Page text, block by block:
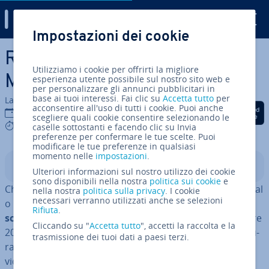
Vai al contenuto prin­ci­pa­le
Re­gi­stra­re lo schermo del
Mac in maniera semplice
La redazione di IONOS
15 ott 2020
5 mins
Condividi via Facebook
Condividi via Twitter
Condividi via
Indice
Che dobbiate rea­liz­za­re uno screen­ca­st, un video tutorial
o un
webinar, non fa alcuna dif­fe­ren­za:re­gi­stra­re lo
schermo del vostro Mac è facile e veloce
. Da settembre
2019, con il rilascio di macOS Mojave, Apple ha ad­di­rit­tu­
ra messo a di­spo­si­zio­ne un proprio strumento per fare
video del proprio schermo.
Impostazioni dei cookie
Utilizziamo i cookie per offrirti la migliore
esperienza utente possibile sul nostro sito web e
per personalizzare gli annunci pubblicitari in
base ai tuoi interessi. Fai clic suAccetta tutto per
acconsentire all'uso di tutti i cookie. Puoi anche
scegliere quali cookie consentire selezionando le
caselle sottostanti e facendo clic su Invia
preferenze per confermare le tue scelte. Puoi
modificare le tue preferenze in qualsiasi
momento nelle impostazioni.
Ulteriori informazioni sul nostro utilizzo dei cookie
sono disponibili nella nostra politica sui cookie e
nella nostra politica sulla privacy. I cookie
necessari verranno utilizzati anche se selezioni
Rifiuta.
Cliccando su "Accetta tutto", accetti la raccolta e la
trasmissione dei tuoi dati a paesi terzi.